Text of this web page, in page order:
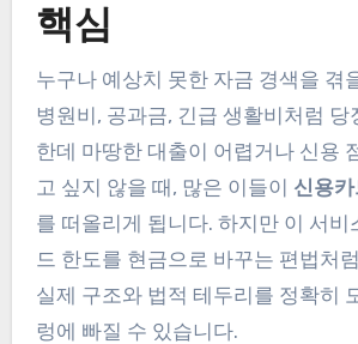
핵심
누구나 예상치 못한 자금 경색을 겪을 수 있습니다.
병원비, 공과금, 긴급 생활비처럼 당
한데 마땅한 대출이 어렵거나 신용
고 싶지 않을 때, 많은 이들이 신용
를 떠올리게 됩니다. 하지만 이 서비
드 한도를 현금으로 바꾸는 편법처
실제 구조와 법적 테두리를 정확히
렁에 빠질 수 있습니다.